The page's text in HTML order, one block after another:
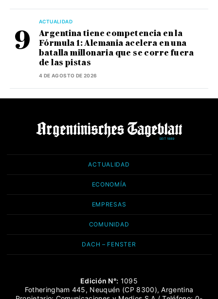
ACTUALIDAD
Argentina tiene competencia en la
Fórmula 1: Alemania acelera en una
batalla millonaria que se corre fuera
de las pistas
4 DE AGOSTO DE 2026
ACTUALIDAD
ECONOMÍA
EMPRESAS
COMUNIDAD
DACH – FENSTER
Edición N°: 1095
Fotheringham 445, Neuquén (CP 8300), Argentina